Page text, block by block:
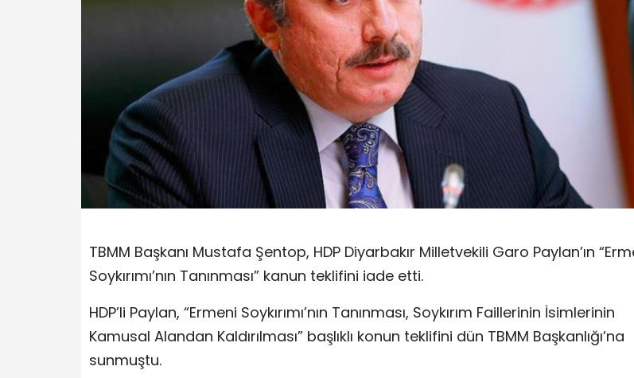
TBMM Başkanı Mustafa Şentop, HDP Diyarbakır Milletvekili Garo Paylan’ın
Soykırımı’nın Tanınması” kanun teklifini iade etti.
HDP’li Paylan, “Ermeni Soykırımı’nın Tanınması, Soykırım Faillerinin İsimlerinin
Kamusal Alandan Kaldırılması” başlıklı konun teklifini dün TBMM Başkanlığı’na
sunmuştu.